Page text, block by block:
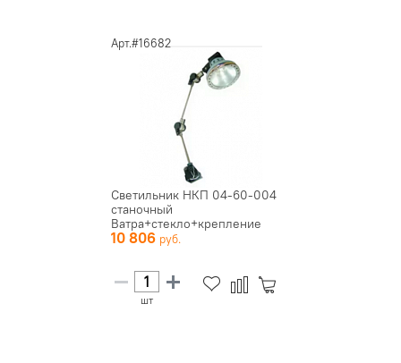
Арт.#16682
Светильник НКП 04-60-004
станочный
Ватра+стекло+крепление
10 806
шт